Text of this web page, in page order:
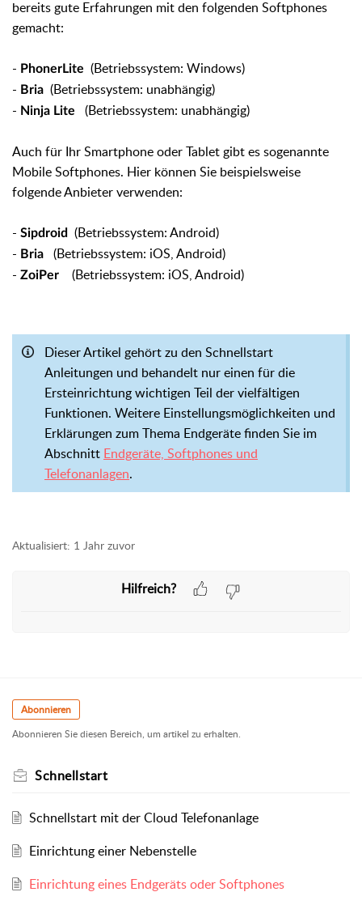
bereits gute Erfahrungen mit den folgenden Softphones
gemacht:
- PhonerLite (Betriebssystem: Windows)
- Bria (Betriebssystem: unabhängig)
- Ninja Lite (Betriebssystem: unabhängig)
Auch für Ihr Smartphone oder Tablet gibt es sogenannte
Mobile Softphones. Hier können Sie beispielsweise
folgende Anbieter verwenden:
- Sipdroid (Betriebssystem: Android)
- Bria
(Betriebssystem: iOS, Android)
- ZoiPer (Betriebssystem: iOS, Android)
Dieser Artikel gehört zu den Schnellstart
Anleitungen und behandelt nur einen für die
Ersteinrichtung wichtigen Teil der vielfältigen
Funktionen. Weitere Einstellungsmöglichkeiten und
Erklärungen zum Thema Endgeräte finden Sie im
Abschnitt Endgeräte, Softphones und
Telefonanlagen.
Aktualisiert: 1 Jahr zuvor
Hilfreich?
Abonnieren
Abonnieren Sie diesen Bereich, um artikel zu erhalten.
Schnellstart
Schnellstart mit der Cloud Telefonanlage
Einrichtung einer Nebenstelle
Einrichtung eines Endgeräts oder Softphones